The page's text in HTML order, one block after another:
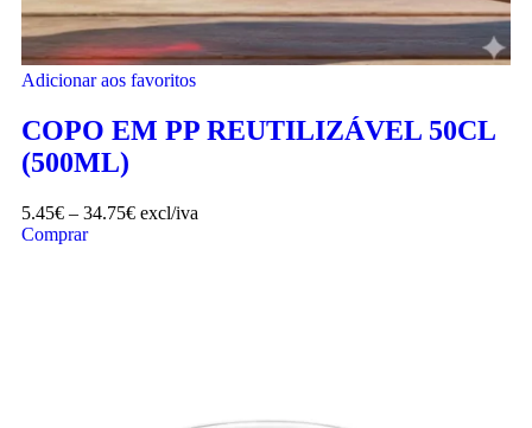
Adicionar aos favoritos
COPO EM PP REUTILIZÁVEL 50CL
(500ML)
5.45€ – 34.75€ excl/iva
Comprar